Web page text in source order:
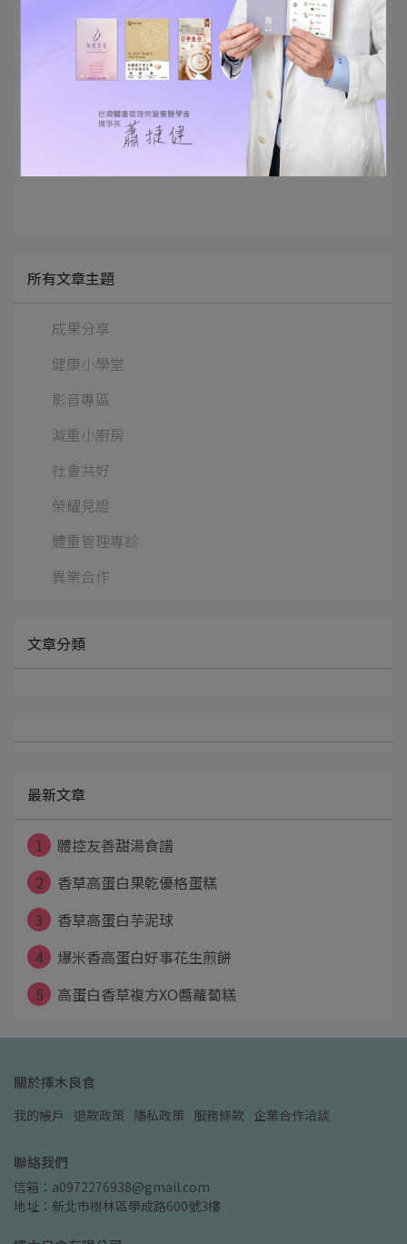
＊食譜來自診所減重學員分享＊
營養師碎碎念:也可以換成其他口味的代餐唷～果乾
也能替換成堅果，照自己的喜好來搭配！好吃又健
備註：蛋白粉料理溫度請勿超過120度，避免蛋白質變性。
所有文章主題
成果分享
健康小學堂
影音專區
減重小廚房
社會共好
榮耀見證
體重管理專診
異業合作
文章分類
最新文章
1
體控友善甜湯食譜
2
香草高蛋白果乾優格蛋糕
3
香草高蛋白芋泥球
4
爆米香高蛋白好事花生煎餅
5
高蛋白香草複方XO醬蘿蔔糕
關於擇木良食
我的帳戶 退款政策 隱私政策 服務條款 企業合作洽談
聯絡我們
信箱：a0972276938@gmail.com
地址：新北市樹林區學成路600號3樓